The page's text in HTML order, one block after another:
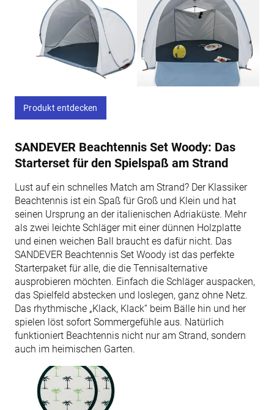
Produkt entdecken
SANDEVER Beachtennis Set Woody: Das
Starterset für den Spielspaß am Strand
Lust auf ein schnelles Match am Strand? Der Klassiker
Beachtennis ist ein Spaß für Groß und Klein und hat
seinen Ursprung an der italienischen Adriaküste. Mehr
als zwei leichte Schläger mit einer dünnen Holzplatte
und einen weichen Ball braucht es dafür nicht. Das
SANDEVER Beachtennis Set Woody ist das perfekte
Starterpaket für alle, die die Tennisalternative
ausprobieren möchten. Einfach die Schläger auspacken,
das Spielfeld abstecken und loslegen, ganz ohne Netz.
Das rhythmische „Klack, Klack“ beim Bälle hin und her
spielen löst sofort Sommergefühle aus. Natürlich
funktioniert Beachtennis nicht nur am Strand, sondern
auch im heimischen Garten.